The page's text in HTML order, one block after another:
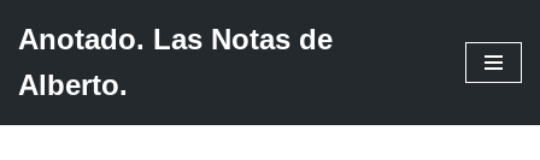
Saltar
Anotado. Las Notas de
Alberto.